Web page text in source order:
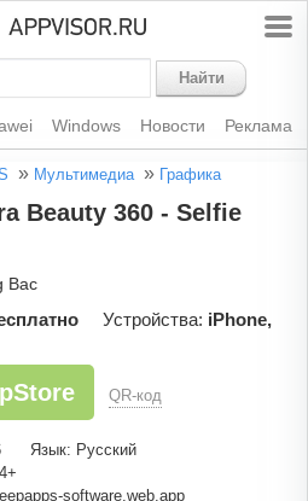
Найти
Windows Новости Реклама
» Мультимедиа » Графика
Beauty 360 - Selfie
Bac
Устройства: iPhone,
QR-код
Язык: Русский
software.web.app